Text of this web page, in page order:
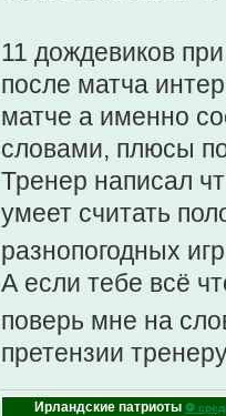
11 дождевиков
после матча
матче а именно
словами, плюсы
Тренер написал
умеет считать
разнопогодных
А если тебе всё
поверь мне на
претензии
Ирландские патриоты ⚽